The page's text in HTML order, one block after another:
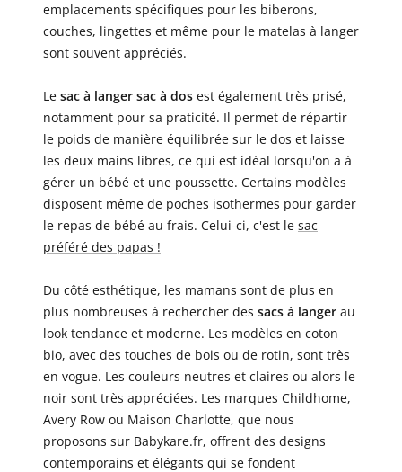
emplacements spécifiques pour les biberons,
couches, lingettes et même pour le matelas à langer
sont souvent appréciés.
Le sac à langer sac à dos est également très prisé,
notamment pour sa praticité. Il permet de répartir
le poids de manière équilibrée sur le dos et laisse
les deux mains libres, ce qui est idéal lorsqu'on a à
gérer un bébé et une poussette. Certains modèles
disposent même de poches isothermes pour garder
le repas de bébé au frais. Celui-ci, c'est le sac
préféré des papas !
Du côté esthétique, les mamans sont de plus en
plus nombreuses à rechercher des sacs à langer au
look tendance et moderne. Les modèles en coton
bio, avec des touches de bois ou de rotin, sont très
en vogue. Les couleurs neutres et claires ou alors le
noir sont très appréciées. Les marques Childhome,
Avery Row ou Maison Charlotte, que nous
proposons sur Babykare.fr, offrent des designs
contemporains et élégants qui se fondent